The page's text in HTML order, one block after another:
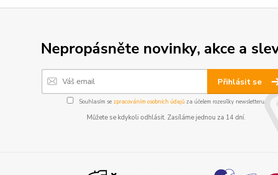
Nepropásněte novinky, akce a
Přihlásit se
Souhlasím se zpracováním osobních údajůza účelem rozesílky newsletteru.
Můžete se kdykoli odhlásit. Zasíláme jednou za 14 dní.